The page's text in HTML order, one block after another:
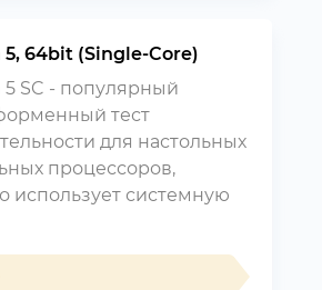
64bit (Single-Core)
SC - популярный
тест
для настольных
процессоров,
использует системную